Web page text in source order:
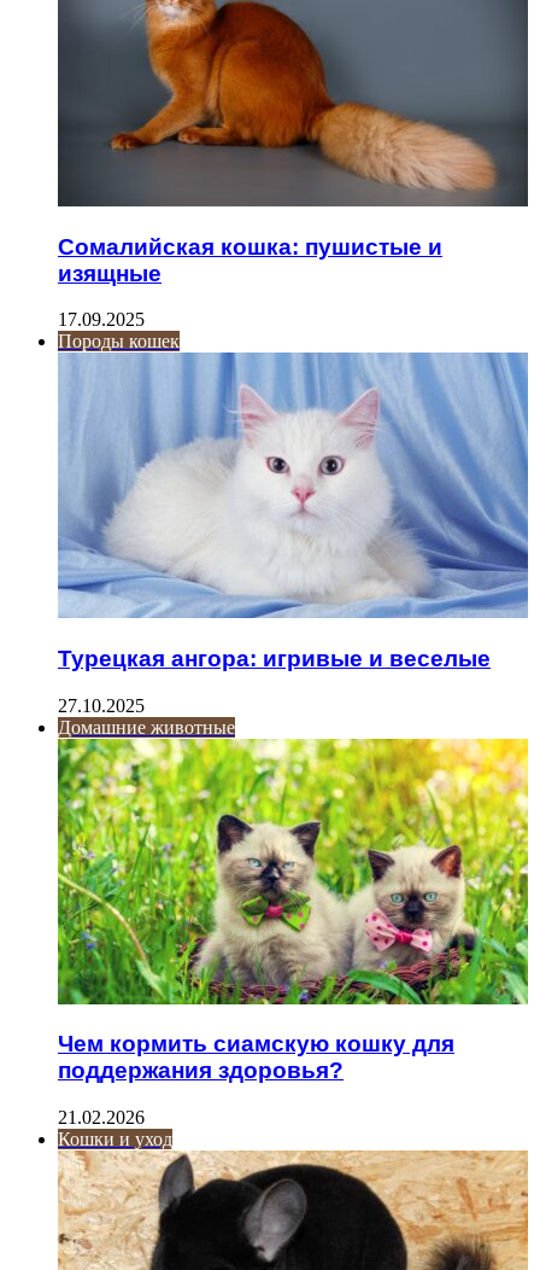
Сомалийская кошка: пушистые и
изящные
17.09.2025
Породы кошек
Турецкая ангора: игривые и веселые
27.10.2025
Домашние животные
Чем кормить сиамскую кошку для
поддержания здоровья?
21.02.2026
Кошки и уход